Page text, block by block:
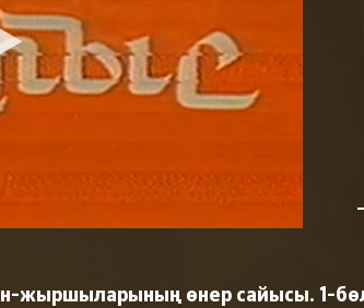
жыршыларының өнер сайысы. 1-